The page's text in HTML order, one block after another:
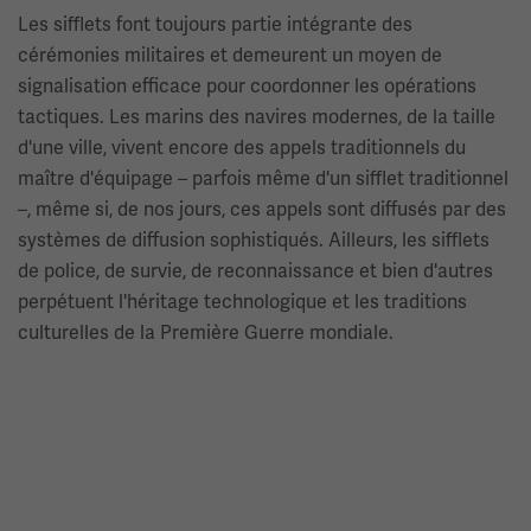
Les sifflets font toujours partie intégrante des
cérémonies militaires et demeurent un moyen de
signalisation efficace pour coordonner les opérations
tactiques. Les marins des navires modernes, de la taille
d'une ville, vivent encore des appels traditionnels du
maître d'équipage – parfois même d'un sifflet traditionnel
–, même si, de nos jours, ces appels sont diffusés par des
systèmes de diffusion sophistiqués. Ailleurs, les sifflets
de police, de survie, de reconnaissance et bien d'autres
perpétuent l'héritage technologique et les traditions
culturelles de la Première Guerre mondiale.